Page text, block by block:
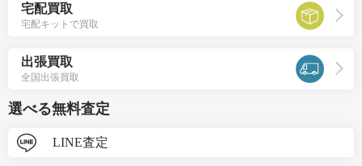
宅配買取
宅配キットで買取
出張買取
全国出張買取
選べる無料査定
LINE査定